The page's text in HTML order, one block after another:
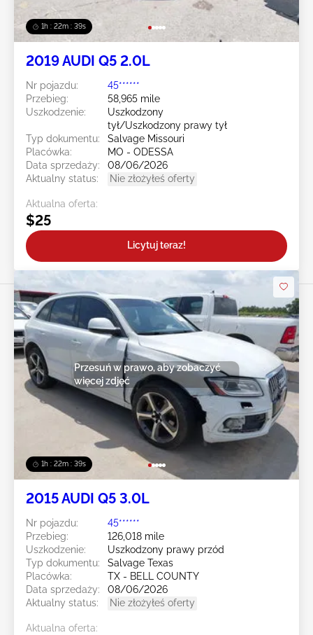
1h : 22m : 36s
2019 AUDI Q5 2.0L
Nr pojazdu:
45******
Przebieg:
58,965 mile
Uszkodzenie:
Uszkodzony
tył/Uszkodzony prawy tył
Typ dokumentu:
Salvage Missouri
Placówka:
MO - ODESSA
Data sprzedaży:
08/06/2026
Aktualny status:
Nie złożyłeś oferty
Aktualna oferta:
$25
Licytuj teraz!
1h : 22m : 36s
Przesuń w prawo, aby zobaczyć
więcej zdjęć
2015 AUDI Q5 3.0L
Nr pojazdu:
45******
Przebieg:
126,018 mile
Uszkodzenie:
Uszkodzony prawy przód
Typ dokumentu:
Salvage Texas
Placówka:
TX - BELL COUNTY
Data sprzedaży:
08/06/2026
Aktualny status:
Nie złożyłeś oferty
Aktualna oferta: